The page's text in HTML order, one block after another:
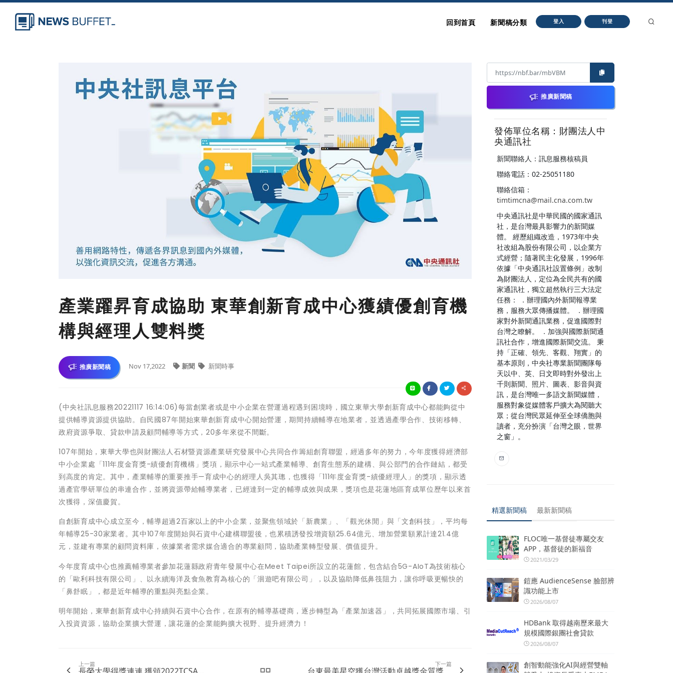
回到首頁 新聞稿分類 登入 刊登
產業躍昇育成協助 東華創新育成中心獲績優創育機
構與經理人雙料獎
推廣新聞稿 Nov 17,2022 新聞 新聞時事
(中央社訊息服務20221117 16:14:06)每當創業者或是中小企業在營運過程遇到困境時，國立東華大學創新育成中心都能夠從中
提供輔導資源提供協助。自民國87年開始東華創新育成中心開始營運，期間持續輔導在地業者，並透過產學合作、技術移轉、
政府資源爭取、貸款申請及顧問輔導等方式，20多年來從不間斷。
107年開始，東華大學也與財團法人石材暨資源產業研究發展中心共同合作籌組創育聯盟，經過多年的努力，今年度獲得經濟部
中小企業處「111年度金育獎-績優創育機構」獎項，顯示中心一站式產業輔導、創育生態系的建構、與公部門的合作鏈結，都受
到高度的肯定。其中，產業輔導的重要推手—育成中心的經理人吳其璁，也獲得「111年度金育獎-績優經理人」的獎項，顯示透
過產官學研單位的串連合作，並將資源帶給輔導業者，已經達到一定的輔導成效與成果，獎項也是花蓮地區育成單位歷年以來首
次獲得，深值慶賀。
自創新育成中心成立至今，輔導超過2百家以上的中小企業，並聚焦領域於「新農業」、「觀光休閒」與「文創科技」，平均每
年輔導25-30家業者。其中107年度開始與石資中心建構聯盟後，也累積誘發投增資額25.64億元、增加營業額累計達21.4億
元，並建有專業的顧問資料庫，依據業者需求媒合適合的專業顧問，協助產業轉型發展、價值提升。
今年度育成中心也推薦輔導業者參加花蓮縣政府青年發展中心在Meet Taipei所設立的花蓮館，包含結合5G-AIoT為技術核心
的「歐利科技有限公司」、以永續海洋及食魚教育為核心的「洄遊吧有限公司」，以及協助降低鼻筏阻力，讓你呼吸更暢快的
「鼻舒眠」，都是近年輔導的重點與亮點企業。
明年開始，東華創新育成中心持續與石資中心合作，在原有的輔導基礎商，逐步轉型為「產業加速器」，共同拓展國際市場、引
入投資資源，協助企業擴大營運，讓花蓮的企業能夠擴大視野、提升經濟力！
上一篇 下一篇
推廣新聞稿
發佈單位名稱：財團法人中
央通訊社
新聞聯絡人：訊息服務核稿員
聯絡電話：02-25051180
聯絡信箱：
timtimcna@mail.cna.com.tw
中央通訊社是中華民國的國家通訊
社，是台灣最具影響力的新聞媒
體。 經歷組織改造，1973年中央
社改組為股份有限公司，以企業方
式經營；隨著民主化發展，1996年
依據「中央通訊社設置條例」改制
為財團法人，定位為全民共有的國
家通訊社，獨立超然執行三大法定
任務： ．辦理國內外新聞報導業
務，服務大眾傳播媒體。 ．辦理國
家對外新聞通訊業務，促進國際對
台灣之瞭解。 ．加強與國際新聞通
訊社合作，增進國際新聞交流。 秉
持「正確、領先、客觀、翔實」的
基本原則，中央社專業新聞團隊每
天以中、英、日文即時對外發出上
千則新聞、照片、圖表、影音與資
訊，是台灣唯一多語文新聞媒體，
服務對象從媒體客戶擴大為閱聽大
眾；從台灣民眾延伸至全球僑胞與
讀者，充分扮演「台灣之眼，世界
之窗」。
精選新聞稿 最新新聞稿
FLOC唯一基督徒專屬交友
APP，基督徒的新福音
2021/03/29
鎧應 AudienceSense 臉部辨
識功能上市
2026/08/07
HDBank 取得越南歷來最大
規模國際銀團社會貸款
2026/08/07
創智動能強化AI與經營雙軸